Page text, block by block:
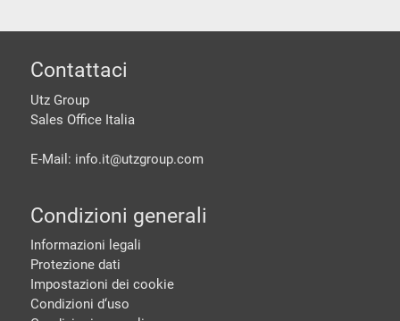
piè di pagine
Contattaci
Utz Group
Sales Office Italia
E-Mail: info.it@utzgroup.com
Condizioni generali
Informazioni legali
Protezione dati
Impostazioni dei cookie
Condizioni d‘uso